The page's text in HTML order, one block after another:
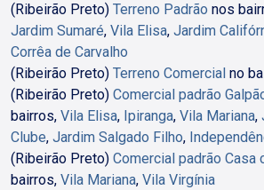
(Ribeirão Preto) Terreno Padrão nos
Jardim Sumaré, Vila Elisa, Jardim
Corrêa de Carvalho
(Ribeirão Preto) Terreno Comercial no
(Ribeirão Preto) Comercial padrão
bairros, Vila Elisa, Ipiranga, Vila Mariana,
Clube, Jardim Salgado Filho,
(Ribeirão Preto) Comercial padrão Casa
bairros, Vila Mariana, Vila Virgínia